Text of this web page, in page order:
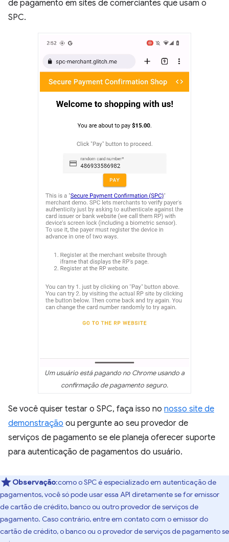
de pagamento em sites de comerciantes que usam o
SPC.
Um usuário está pagando no Chrome usando a
confirmação de pagamento seguro.
Se você quiser testar o SPC, faça isso no nosso site de
demonstração ou pergunte ao seu provedor de
serviços de pagamento se ele planeja oferecer suporte
para autenticação de pagamentos do usuário.
Observação:como o SPC é especializado em autenticação de
pagamentos, você só pode usar essa API diretamente se for emissor
de cartão de crédito, banco ou outro provedor de serviços de
pagamento. Caso contrário, entre em contato com o emissor do
cartão de crédito, o banco ou o provedor de serviços de pagamento se